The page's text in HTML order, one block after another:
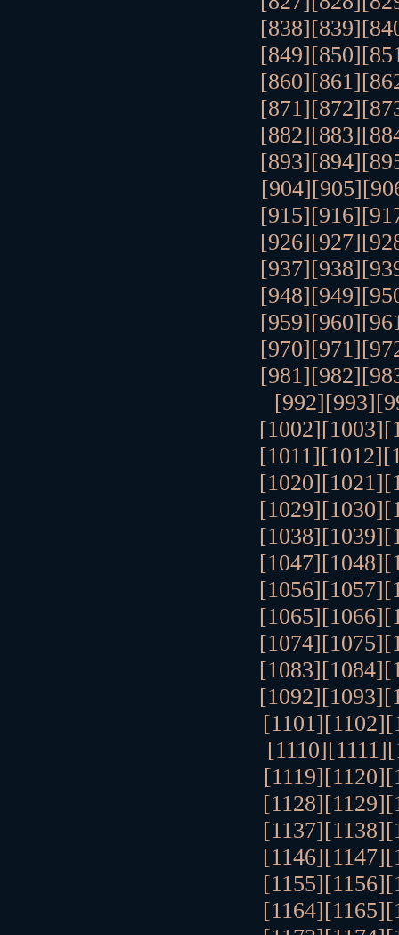
[838][839]
[849][850]
[860][861]
[871][872]
[882][883]
[893][894]
[904][905]
[915][916]
[926][927]
[937][938]
[948][949]
[959][960]
[970][971]
[981][982]
[992][993]
[1002][1003]
[1011][1012]
[1020][1021]
[1029][1030]
[1038][1039]
[1047][1048]
[1056][1057]
[1065][1066]
[1074][1075]
[1083][1084]
[1092][1093]
[1101][1102]
[1110][1111]
[1119][1120]
[1128][1129]
[1137][1138]
[1146][1147]
[1155][1156]
[1164][1165]